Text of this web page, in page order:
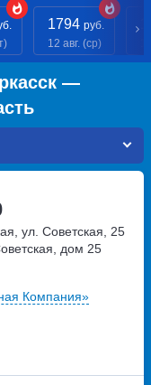
1794 руб.
12 авг. (ср)
—
ул. Советская, 25
дом 25
Компания»